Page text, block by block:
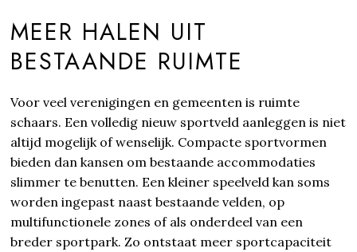
MEER HALEN UIT
BESTAANDE RUIMTE
Voor veel verenigingen en gemeenten is ruimte
schaars. Een volledig nieuw sportveld aanleggen is niet
altijd mogelijk of wenselijk. Compacte sportvormen
bieden dan kansen om bestaande accommodaties
slimmer te benutten. Een kleiner speelveld kan soms
worden ingepast naast bestaande velden, op
multifunctionele zones of als onderdeel van een
breder sportpark. Zo ontstaat meer sportcapaciteit